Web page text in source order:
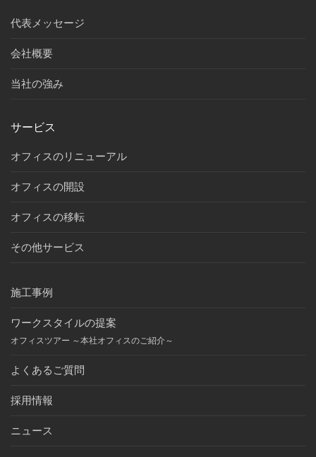
代表メッセージ
会社概要
当社の強み
サービス
オフィスのリニューアル
オフィスの開設
オフィスの移転
その他サービス
施工事例
ワークスタイルの提案
オフィスツアー ～本社オフィスのご紹介～
よくあるご質問
採用情報
ニュース